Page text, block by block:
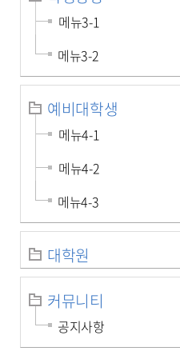
메뉴3-1
메뉴3-2
예비대학생
메뉴4-1
메뉴4-2
메뉴4-3
대학원
커뮤니티
공지사항